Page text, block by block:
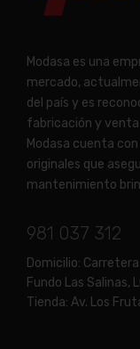
Modasa es una
mercado,
del país y es
fabricación y venta
Modasa cuenta
originales que
mantenimiento
981 037 312
Domicilio:
Fundo Las Salinas,
Tienda: Av. Los